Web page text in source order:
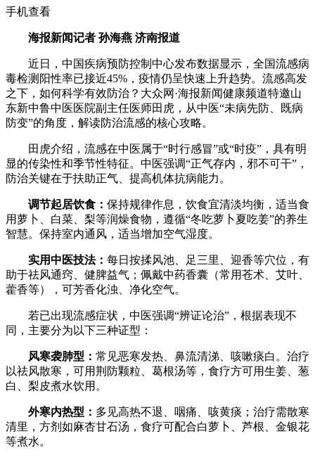
手机查看
海报新闻记者 孙海燕 济南报道
近日，中国疾病预防控制中心发布数据显示，全国流感病
毒检测阳性率已接近45%，疫情仍呈快速上升趋势。流感高发
之下，如何科学有效防治？大众网·海报新闻健康频道特邀山
东新中鲁中医医院副主任医师田虎，从中医“未病先防、既病
防变”的角度，解读防治流感的核心攻略。
田虎介绍，流感在中医属于“时行感冒”或“时疫”，具有明
显的传染性和季节性特征。中医强调“正气存内，邪不可干”，
防治关键在于扶助正气、提高机体抗病能力。
调节起居饮食： 保持规律作息，饮食宜清淡均衡，适当食
用萝卜、白菜、梨等润燥食物，遵循“冬吃萝卜夏吃姜”的养生
智慧。保持室内通风，适当增加空气湿度。
实用中医技法： 每日按揉风池、足三里、迎香等穴位，有
助于祛风通窍、健脾益气；佩戴中药香囊（常用苍术、艾叶、
藿香等），可芳香化浊、净化空气。
若已出现流感症状，中医强调“辨证论治”，根据表现不
同，主要分为以下三种证型：
风寒袭肺型： 常见恶寒发热、鼻流清涕、咳嗽痰白。治疗
以祛风散寒，可用荆防颗粒、葛根汤等，食疗方可用生姜、葱
白、梨皮煮水饮用。
外寒内热型： 多见高热不退、咽痛、咳黄痰；治疗需散寒
清里，方剂如麻杏甘石汤，食疗可配合白萝卜、芦根、金银花
等煮水。